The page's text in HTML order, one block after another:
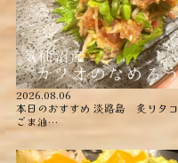
2026.08.06
本日のおすすめ ︎淡路島 炙りタコ
ごま油…